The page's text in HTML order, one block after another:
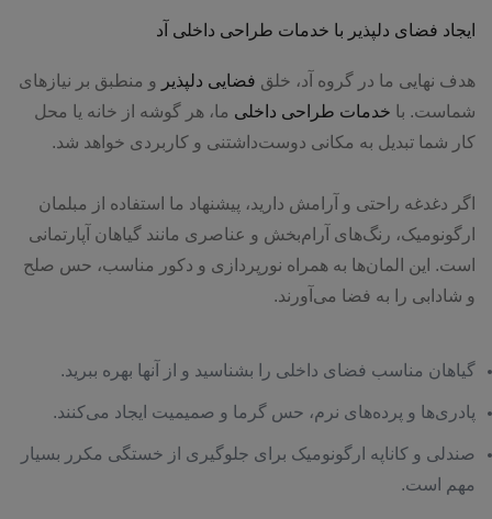
ایجاد فضای دلپذیر با خدمات طراحی داخلی آد
هدف نهایی ما در گروه آد، خلق فضایی دلپذیر و منطبق بر نیازهای
شماست. با خدمات طراحی داخلی ما، هر گوشه از خانه یا محل
کار شما تبدیل به مکانی دوست‌داشتنی و کاربردی خواهد شد.
اگر دغدغه راحتی و آرامش دارید، پیشنهاد ما استفاده از مبلمان
ارگونومیک، رنگ‌های آرام‌بخش و عناصری مانند گیاهان آپارتمانی
است. این المان‌ها به همراه نورپردازی و دکور مناسب، حس صلح
و شادابی را به فضا می‌آورند.
گیاهان مناسب فضای داخلی را بشناسید و از آنها بهره ببرید.
پادری‌ها و پرده‌های نرم، حس گرما و صمیمیت ایجاد می‌کنند.
صندلی و کاناپه ارگونومیک برای جلوگیری از خستگی مکرر بسیار
مهم است.